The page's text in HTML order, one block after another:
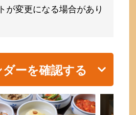
が変更になる場合があり
ーを確認する